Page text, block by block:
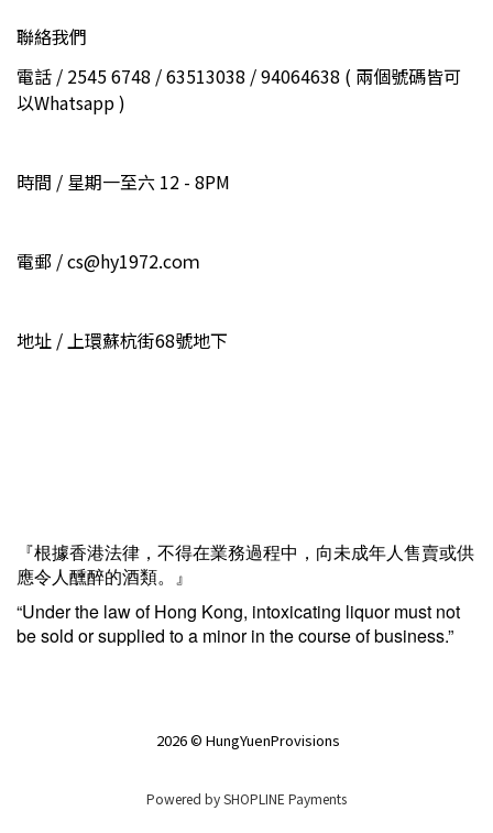
聯絡我們
電話 / 2545 6748 / 63513038 / 94064638 ( 兩個號碼皆可
以Whatsapp )
時間 / 星期一至六 12 - 8PM
電郵 / cs@hy1972.coｍ
地址 / 上環蘇杭街68號地下
『根據香港法律，不得在業務過程中，向未成年人售賣或供
應令人醺醉的酒類。』
“Under the law of Hong Kong, intoxicating liquor must not
be sold or supplied to a minor in the course of business.”
2026 © HungYuenProvisions
Powered bySHOPLINE Payments